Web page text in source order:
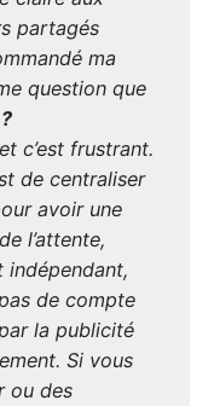
partagés
ma
question que
c’est frustrant.
de centraliser
avoir une
l’attente,
indépendant,
de compte
la publicité
Si vous
ou des